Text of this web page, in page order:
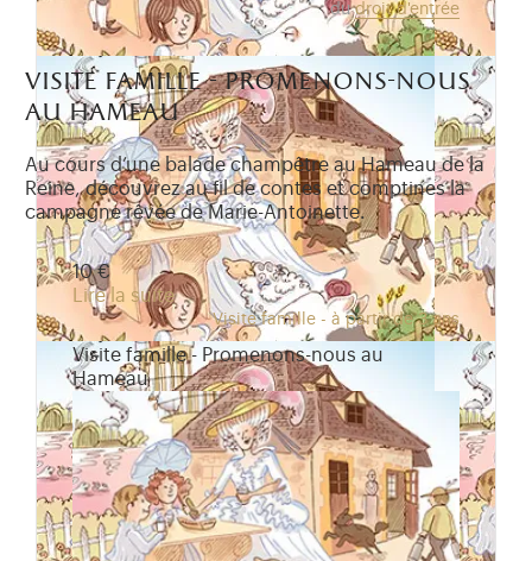
dudroit d'entrée
visite famille - promenons-nous
au hameau
Au cours d’une balade champêtre au Hameau de la
Reine, découvrez au fil de contes et comptines la
campagne rêvée de Marie-Antoinette.
10 €
Lire la suite
Visite famille - à partir de 3 ans
Visite famille - Promenons-nous au
Hameau